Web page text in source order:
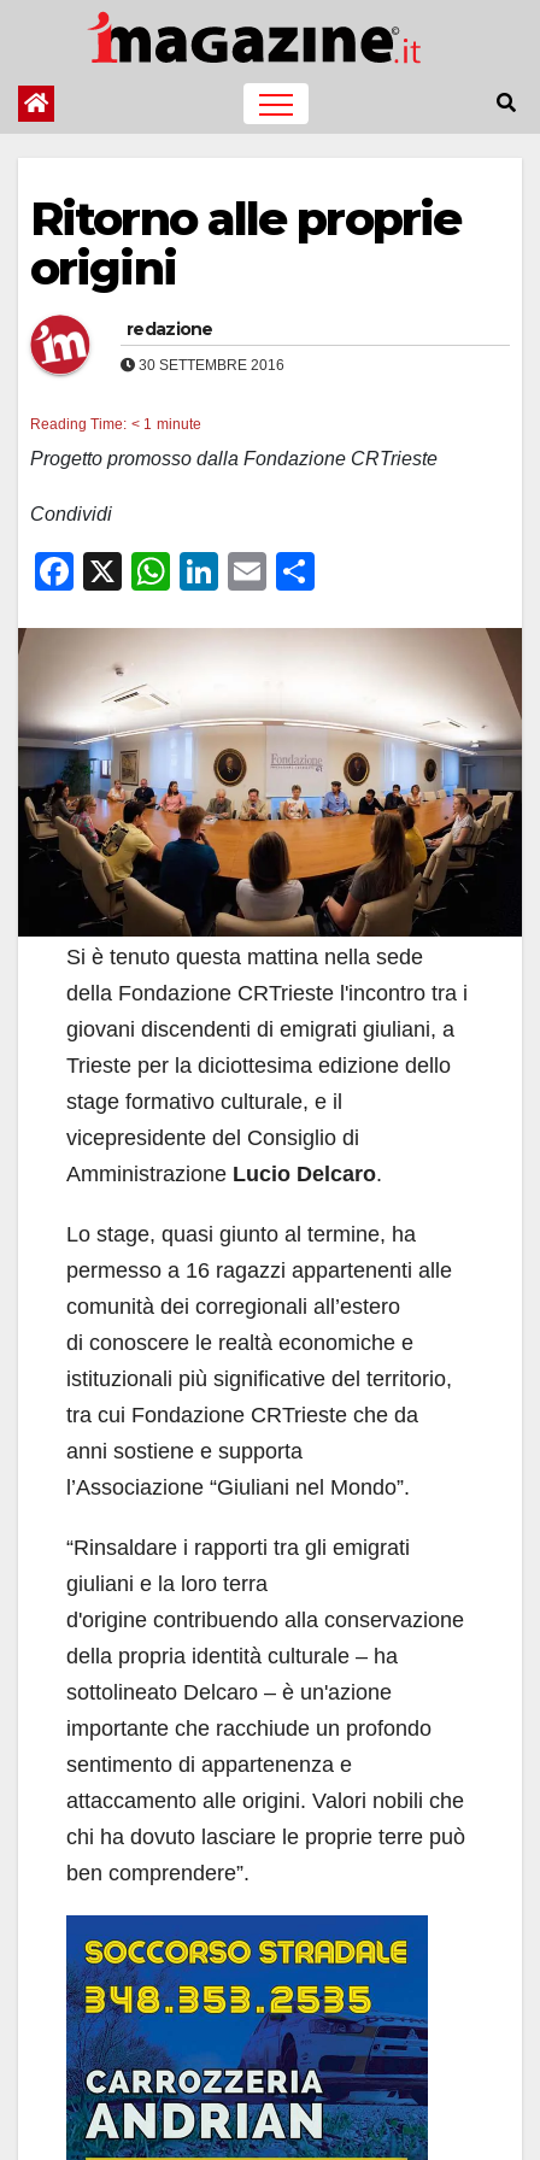
contenuto
Ritorno alle proprie
origini
redazione
30 SETTEMBRE 2016
Reading Time: < 1 minute
Progetto promosso dalla Fondazione CRTrieste
Condividi
F
c
e
b
o
o
k
X
W
at
A
p
Li
k
dI
n
E
ail n
vi
di
Si è tenuto questa mattina nella sede
della Fondazione CRTrieste l'incontro tra i
giovani discendenti di emigrati giuliani, a
Trieste per la diciottesima edizione dello
stage formativo culturale, e il
vicepresidente del Consiglio di
Amministrazione Lucio Delcaro.
Lo stage, quasi giunto al termine, ha
permesso a 16 ragazzi appartenenti alle
comunità dei corregionali all’estero
di conoscere le realtà economiche e
istituzionali più significative del territorio,
tra cui Fondazione CRTrieste che da
anni sostiene e supporta
l’Associazione “Giuliani nel Mondo”.
“Rinsaldare i rapporti tra gli emigrati
giuliani e la loro terra
d'origine contribuendo alla conservazione
della propria identità culturale – ha
sottolineato Delcaro – è un'azione
importante che racchiude un profondo
sentimento di appartenenza e
attaccamento alle origini. Valori nobili che
chi ha dovuto lasciare le proprie terre può
ben comprendere”.